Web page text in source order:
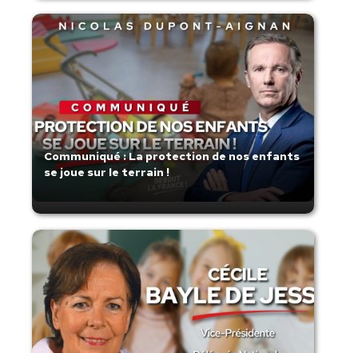
Communiqué : La protection de nos enfants
se joue sur le terrain !